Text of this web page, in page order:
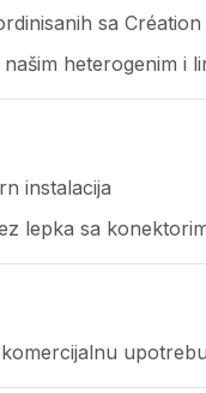
sa Création
heterogenim i
instalacija
lepka sa
upotrebu